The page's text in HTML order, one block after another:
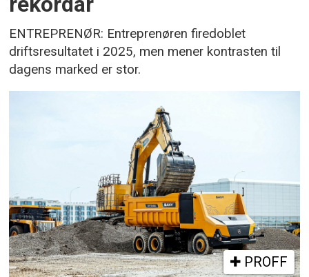
ENTREPRENØR: Entreprenøren firedoblet
driftsresultatet i 2025, men mener kontrasten til
dagens marked er stor.
PROFF